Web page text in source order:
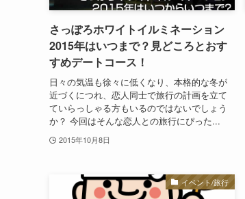
さっぽろホワイトイルミネーション
2015年はいつまで？見どころとおす
すめデートコース！
日々の気温も徐々に低くなり、本格的な冬が
近づくにつれ、恋人同士で旅行の計画を立て
ていらっしゃる方もいるのではないでしょう
か？ 今回はそんな恋人との旅行にぴった...
2015年10月8日
イベント/旅行